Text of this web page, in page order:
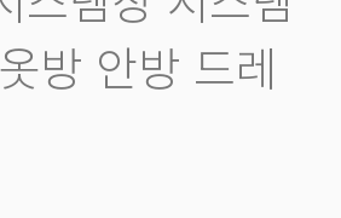
방 안방 드레